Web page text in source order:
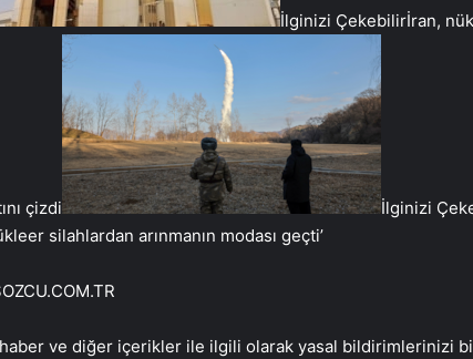
İlginizi Çekebilirİran,
çizdi İlginizi
silahlardan arınmanın modası geçti’
haber ve diğer içerikler ile ilgili olarak yasal bildirimlerinizi
Gaziantep